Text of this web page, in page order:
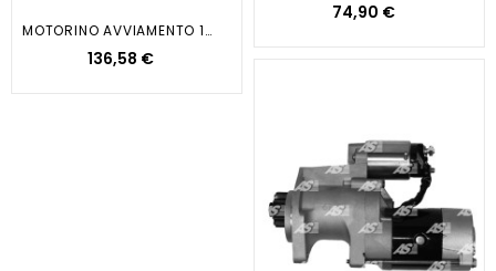
MOTORINO AVVIAMENTO 12V 1.7KW A4/A6
136,58 €
74,90 €